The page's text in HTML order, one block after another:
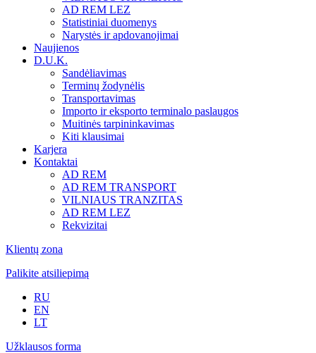
AD REM LEZ
Statistiniai duomenys
Narystės ir apdovanojimai
Naujienos
D.U.K.
Sandėliavimas
Terminų žodynėlis
Transportavimas
Importo ir eksporto terminalo paslaugos
Muitinės tarpininkavimas
Kiti klausimai
Karjera
Kontaktai
AD REM
AD REM TRANSPORT
VILNIAUS TRANZITAS
AD REM LEZ
Rekvizitai
Klientų zona
Palikite atsiliepimą
RU
EN
LT
Užklausos forma